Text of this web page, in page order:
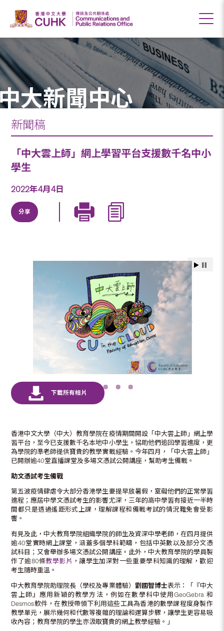
大新聞中心
新聞稿
「中大雲上師」網上學習平台支援數千名中小
學生
2022年4月4日
分享
香港中文大學（中大）教育學院在疫情期間開設「中大雲上師」網上學
習平台，至今已支援數千名本地中小學生，協助他們追回學習進度，更
為學院的準老師提供寶貴的教學實戰經驗。今年四月，「中大雲上師」
已開辦逾40堂直播課堂及多場文憑試公開講座，幫助考生備戰。
助文憑試考生備戰
第五波疫情肆虐令大部分香港學生要提早放暑假，窒礙他們的正常學習
進程；應屆中學文憑試考生的影響尤深，三年的高中學習有接近一半時
間都只是透過遙距形式上課，理解課程和備戰考試的情況難免會受影
響。
有見及此，中大教育學院組織學院的師生及資深中學老師，在四月提供
逾40堂實時網上課堂，涵蓋多個學科範疇，包括中英數以及部分文憑
試科目；又會舉辦多場文憑試公開講座。此外，中大教育學院的學員製
作了逾80條教學影片 ，讓學生加深對一些重要學科知識的理解，歡迎
考生隨時重溫。
中大教育學院助理院長（學校及專業體驗） 劉國智博士表示：「『中大
雲上師』應用新穎的教學方法，例如在數學科中使用GeoGebra 和
Desmos軟件，在教授帶領下利用這些工具為香港的數學課程度身製作
教學單元，展示幾何和代數等複雜的理論和運算步驟，讓學生更容易吸
收內容；教育學院的學生亦汲取寶貴的網上教學經驗。」